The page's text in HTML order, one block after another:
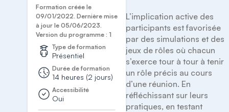
Formation créée le
09/01/2022. Dernière mise
à jour le 05/06/2023.
Version du programme : 1
Type de formation
Présentiel
Durée de formation
14 heures (2 jours)
Accessibilité
Oui
L’implication active des
participants est favorisée
par des simulations et des
jeux de rôles où chacun
s’exerce tour à tour à tenir
un rôle précis au cours
d’une réunion. En
réfléchissant sur leurs
pratiques, en testant